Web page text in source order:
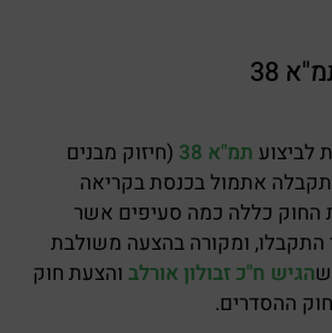
38
לביצוע תמ"א 38
(חיזוק מבנים
אתמול בכנסת בקריאה
החוק כללה כמה סעיפים אשר
ומקורה בהצעה משולבת
הגיש ח"כ זבולון אורלב והצעת חוק
ההסדרים.